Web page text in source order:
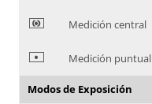
* Medición central
+ Medición puntual
Modos de Exposición